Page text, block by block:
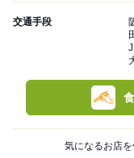
交通手段
気になるお店を